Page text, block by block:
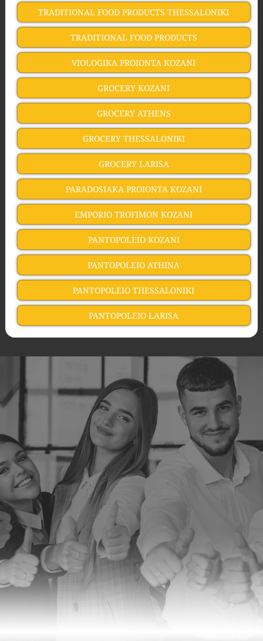
TRADITIONAL FOOD PRODUCTS THESSALONIKI
TRADITIONAL FOOD PRODUCTS
VIOLOGIKA PROIONTA KOZANI
GROCERY KOZANI
GROCERY ATHENS
GROCERY THESSALONIKI
GROCERY LARISA
PARADOSIAKA PROIONTA KOZANI
EMPORIO TROFIMON KOZANI
PANTOPOLEIO KOZANI
PANTOPOLEIO ATHINA
PANTOPOLEIO THESSALONIKI
PANTOPOLEIO LARISA